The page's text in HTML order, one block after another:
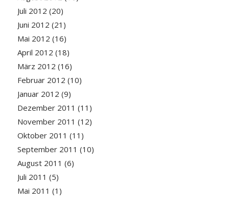
Juli 2012 (20)
Juni 2012 (21)
Mai 2012 (16)
April 2012 (18)
März 2012 (16)
Februar 2012 (10)
Januar 2012 (9)
Dezember 2011 (11)
November 2011 (12)
Oktober 2011 (11)
September 2011 (10)
August 2011 (6)
Juli 2011 (5)
Mai 2011 (1)